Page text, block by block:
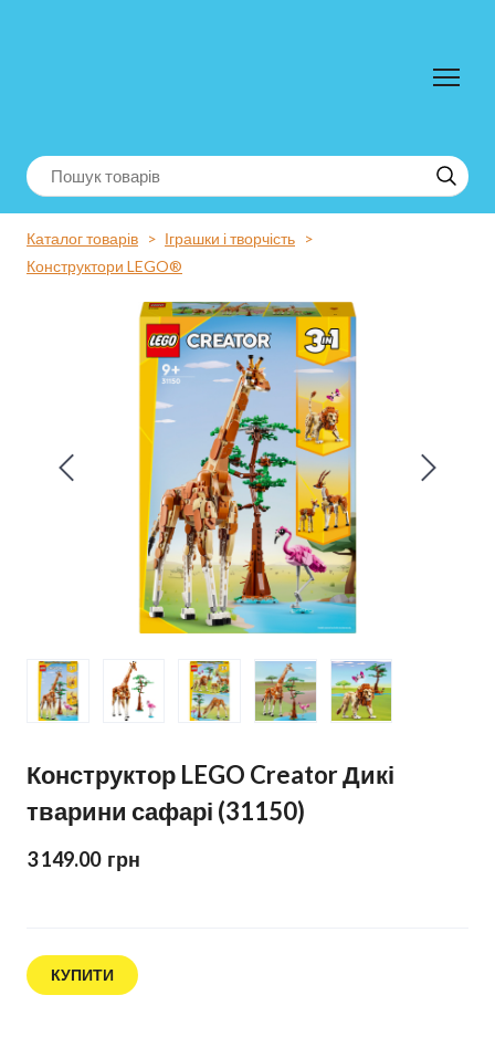
Каталог товарів
Іграшки і творчість
Конструктори LEGO®
Конструктор LEGO Creator Дикі
тварини сафарі (31150)
3 149.00  грн
КУПИТИ